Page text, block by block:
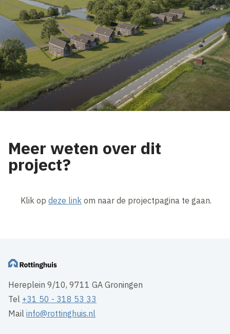
Meer weten over dit
project?
Klik opdeze link om naar de projectpagina te gaan.
Hereplein 9/10, 9711 GA Groningen
Tel +31 50 - 318 53 33
Mailinfo@rottinghuis.nl